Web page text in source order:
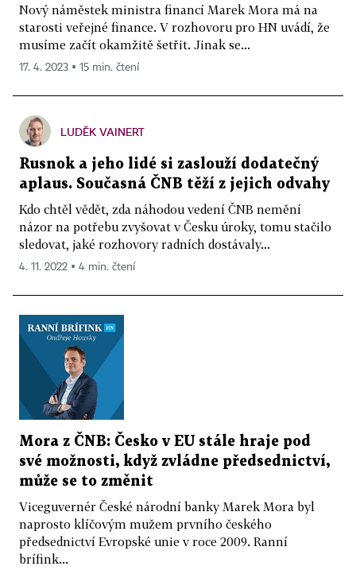
Nový náměstek ministra financí Marek Mora má na
starosti veřejné finance. V rozhovoru pro HN uvádí, že
musíme začít okamžitě šetřit. Jinak se...
17. 4. 2023 ▪ 15 min. čtení
LUDĚK VAINERT
Rusnok a jeho lidé si zaslouží dodatečný
aplaus. Současná ČNB těží z jejich odvahy
Kdo chtěl vědět, zda náhodou vedení ČNB nemění
názor na potřebu zvyšovat v Česku úroky, tomu stačilo
sledovat, jaké rozhovory radních dostávaly...
4. 11. 2022 ▪ 4 min. čtení
Mora z ČNB: Česko v EU stále hraje pod
své možnosti, když zvládne předsednictví,
může se to změnit
Viceguvernér České národní banky Marek Mora byl
naprosto klíčovým mužem prvního českého
předsednictví Evropské unie v roce 2009. Ranní
brífink...